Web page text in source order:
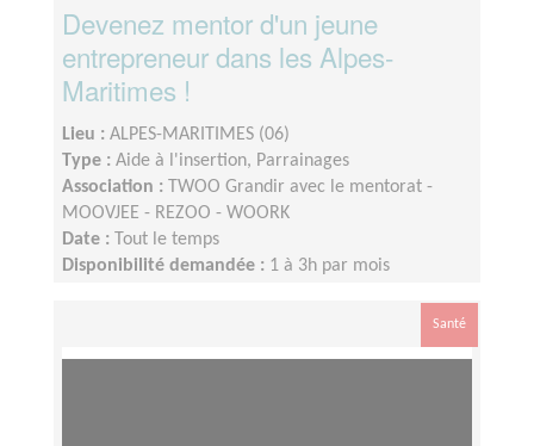
Devenez mentor d'un jeune
entrepreneur dans les Alpes-
Maritimes !
Lieu : ALPES-MARITIMES (06)
Type : Aide à l'insertion, Parrainages
Association :
TWOO Grandir avec le mentorat -
MOOVJEE - REZOO - WOORK
Date :
Tout le temps
Disponibilité demandée : 1 à 3h par mois
Santé